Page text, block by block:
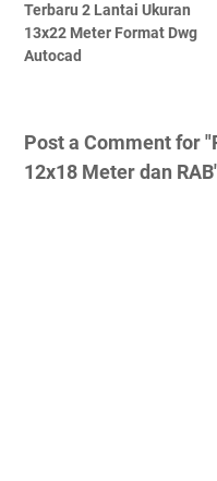
Terbaru 2 Lantai Ukuran
13x22 Meter Format Dwg
Autocad
Post a Comment for
12x18 Meter dan